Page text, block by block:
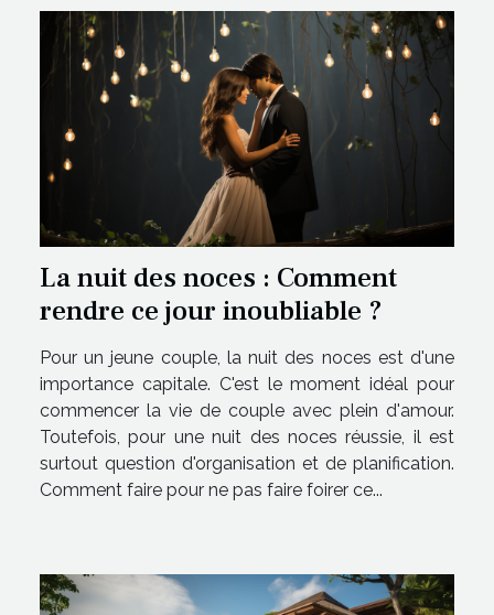
La nuit des noces : Comment
rendre ce jour inoubliable ?
Pour un jeune couple, la nuit des noces est d'une
importance capitale. C'est le moment idéal pour
commencer la vie de couple avec plein d'amour.
Toutefois, pour une nuit des noces réussie, il est
surtout question d'organisation et de planification.
Comment faire pour ne pas faire foirer ce...